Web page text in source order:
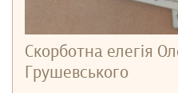
Скорботна елегія
Грушевського